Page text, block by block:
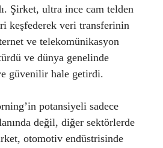
Şirket, ultra ince cam telden
keşfederek veri transferinin
ve telekomünikasyon
ve dünya genelinde
güvenilir hale getirdi.
potansiyeli sadece
değil, diğer sektörlerde
otomotiv endüstrisinde